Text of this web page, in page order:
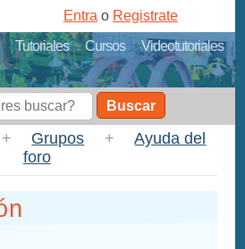
Tutoriales Cursos
Videotutoriales
Entra o Registrate
Buscar
+ Grupos +
Ayuda del
foro